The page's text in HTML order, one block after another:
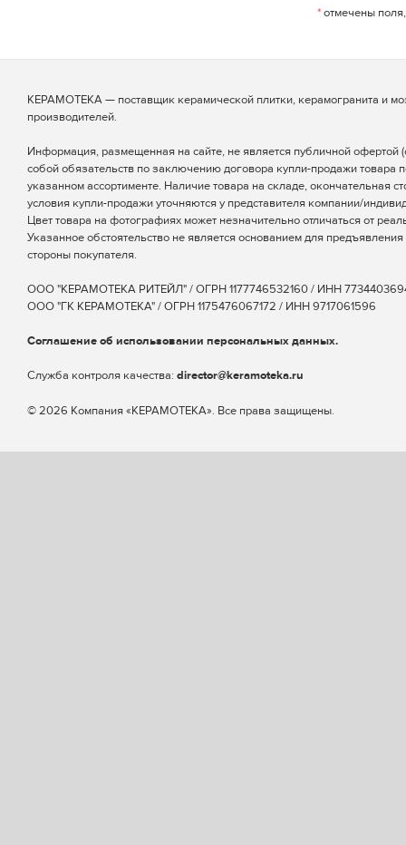
*отмечены
КЕРАМОТЕКА — поставщик керамической плитки, керамогранита и
производителей.
Информация, размещенная на сайте, не является публичной офертой
собой обязательств по заключению договора купли-продажи товара
указанном ассортименте. Наличие товара на складе, окончательная
условия купли-продажи уточняются у представителя компании/
Цвет товара на фотографиях может незначительно отличаться от
Указанное обстоятельство не является основанием для
стороны покупателя.
ООО "КЕРАМОТЕКА РИТЕЙЛ" / ОГРН 1177746532160 / ИНН
ООО "ГК КЕРАМОТЕКА" / ОГРН 1175476067172 / ИНН 9717061596
Соглашение об использовании персональных данных.
Cлужба контроля качества: director@keramoteka.ru
© 2026 Компания «КЕРАМОТЕКА». Все права защищены.